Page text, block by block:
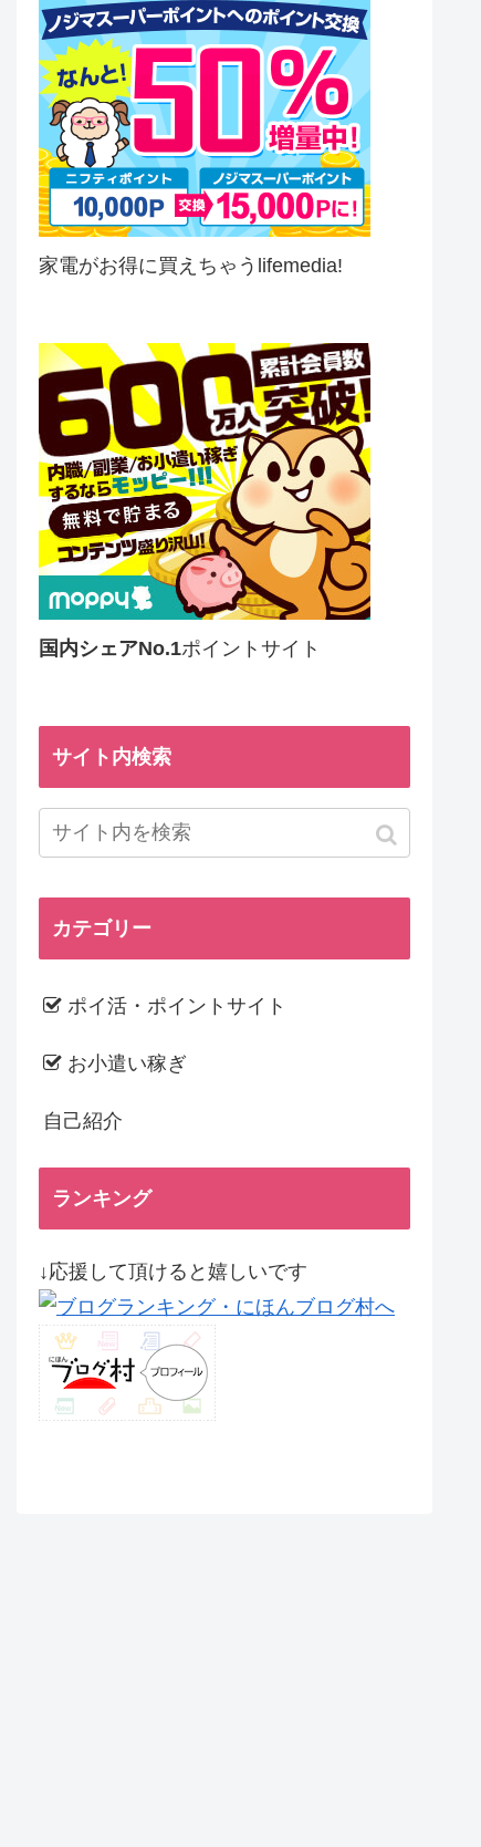
家電がお得に買えちゃうlifemedia!
国内シェアNo.1ポイントサイト
サイト内検索
カテゴリー
ポイ活・ポイントサイト
お小遣い稼ぎ
自己紹介
ランキング
↓応援して頂けると嬉しいです